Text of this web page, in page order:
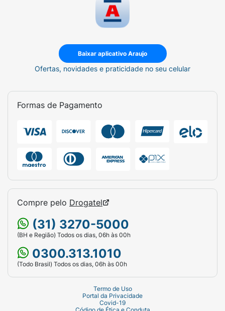
Baixar aplicativo Araujo
Ofertas, novidades e praticidade no seu celular
Formas de Pagamento
Compre pelo Drogatel
(31) 3270-5000
(BH e Região) Todos os dias, 06h às 00h
0300.313.1010
(Todo Brasil) Todos os dias, 06h às 00h
Termo de Uso
Portal da Privacidade
Covid-19